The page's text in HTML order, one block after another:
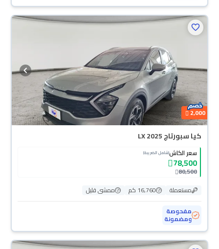
2,000
كيا سبورتاج LX 2025
سعر الكاش(شامل الضريبة)
78,500
80,500
مستعملة
16,760 كم
ممشى قليل
مفحوصة
ومضمونة